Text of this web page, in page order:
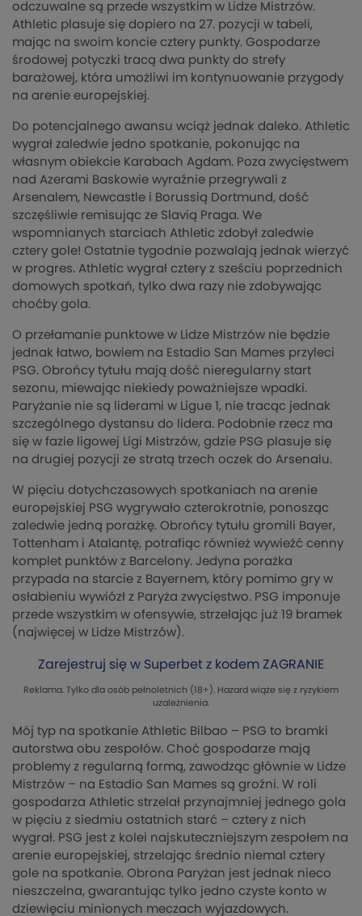
odczuwalne są przede wszystkim w Lidze Mistrzów.
Athletic plasuje się dopiero na 27. pozycji w tabeli,
mając na swoim koncie cztery punkty. Gospodarze
środowej potyczki tracą dwa punkty do strefy
barażowej, która umożliwi im kontynuowanie przygody
na arenie europejskiej.
Do potencjalnego awansu wciąż jednak daleko. Athletic
wygrał zaledwie jedno spotkanie, pokonując na
własnym obiekcie Karabach Agdam. Poza zwycięstwem
nad Azerami Baskowie wyraźnie przegrywali z
Arsenalem, Newcastle i Borussią Dortmund, dość
szczęśliwie remisując ze Slavią Praga. We
wspomnianych starciach Athletic zdobył zaledwie
cztery gole! Ostatnie tygodnie pozwalają jednak wierzyć
w progres. Athletic wygrał cztery z sześciu poprzednich
domowych spotkań, tylko dwa razy nie zdobywając
choćby gola.
O przełamanie punktowe w Lidze Mistrzów nie będzie
jednak łatwo, bowiem na Estadio San Mames przyleci
PSG. Obrońcy tytułu mają dość nieregularny start
sezonu, miewając niekiedy poważniejsze wpadki.
Paryżanie nie są liderami w Ligue 1, nie tracąc jednak
szczególnego dystansu do lidera. Podobnie rzecz ma
się w fazie ligowej Ligi Mistrzów, gdzie PSG plasuje się
na drugiej pozycji ze stratą trzech oczek do Arsenalu.
W pięciu dotychczasowych spotkaniach na arenie
europejskiej PSG wygrywało czterokrotnie, ponosząc
zaledwie jedną porażkę. Obrońcy tytułu gromili Bayer,
Tottenham i Atalantę, potrafiąc również wywieźć cenny
komplet punktów z Barcelony. Jedyna porażka
przypada na starcie z Bayernem, który pomimo gry w
osłabieniu wywiózł z Paryża zwycięstwo. PSG imponuje
przede wszystkim w ofensywie, strzelając już 19 bramek
(najwięcej w Lidze Mistrzów).
Zarejestruj się w Superbet z kodem ZAGRANIE
Reklama. Tylko dla osób pełnoletnich (18+). Hazard wiąże się z ryzykiem
uzależnienia.
Mój typ na spotkanie Athletic Bilbao – PSG to bramki
autorstwa obu zespołów. Choć gospodarze mają
problemy z regularną formą, zawodząc głównie w Lidze
Mistrzów – na Estadio San Mames są groźni. W roli
gospodarza Athletic strzelał przynajmniej jednego gola
w pięciu z siedmiu ostatnich starć – cztery z nich
wygrał. PSG jest z kolei najskuteczniejszym zespołem na
arenie europejskiej, strzelając średnio niemal cztery
gole na spotkanie. Obrona Paryżan jest jednak nieco
nieszczelna, gwarantując tylko jedno czyste konto w
dziewięciu minionych meczach wyjazdowych.